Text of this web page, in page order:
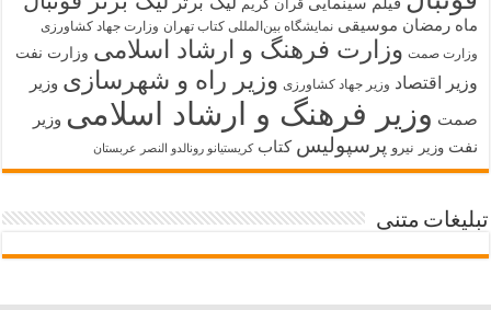
قرآن کریم
ماه رمضان موسیقی نمایشگاه بین‌المللی کتاب تهران وزارت جهاد کشاورزی
وزارت صمت وزارت فرهنگ و ارشاد اسلامی وزارت نفت
وزیر اقتصاد وزیر جهاد کشاورزی وزیر راه و شهرسازی وزیر
صمت وزیر فرهنگ و ارشاد اسلامی وزیر
نفت وزیر نیرو پرسپولیس کتاب کریستیانو رونالدو النصر عربستان
تبلیغات متنی